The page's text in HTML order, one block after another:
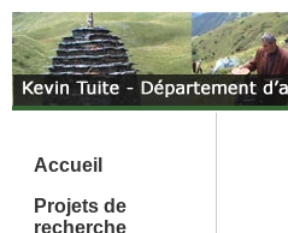
Accueil
Projets de
recherche